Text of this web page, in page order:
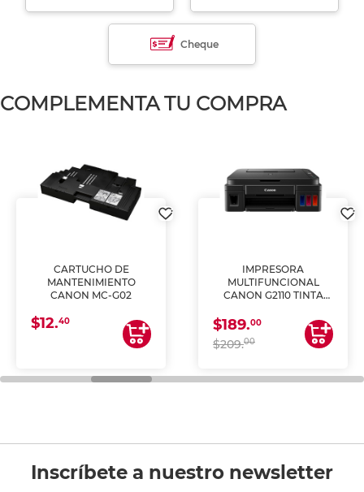
Cheque
COMPLEMENTA TU COMPRA
CARTUCHO DE
MANTENIMIENTO
CANON MC-G02
$12.40
IMPRESORA
MULTIFUNCIONAL
CANON G2110 TINTA
$189.00
$209.00
Inscríbete a nuestro newsletter